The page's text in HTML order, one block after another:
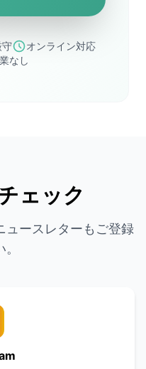
守
オンライン対応
なし
ェック
ュースレターもご登録